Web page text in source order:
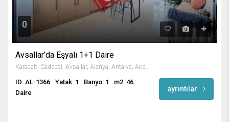
0
Avsallar’da Eşyalı 1+1 Daire
Karacalti Caddesi, Avsallar, Alanya, Antalya, Akdeniz Bölgesi, 07407, Türkiye
ID: AL-1366 Yatak: 1 Banyo: 1
m2: 46
Daire
ayrıntılar